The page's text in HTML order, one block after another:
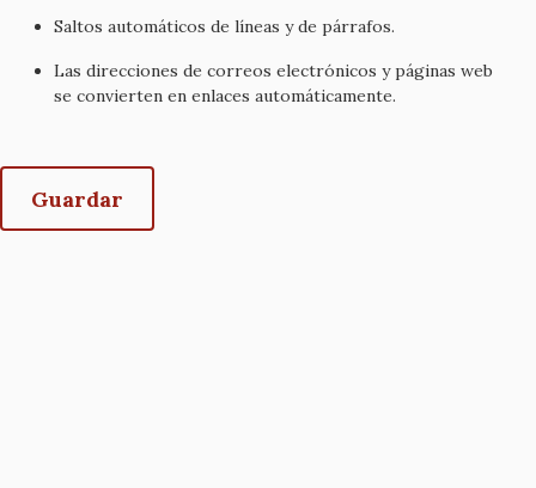
Saltos automáticos de líneas y de párrafos.
Las direcciones de correos electrónicos y páginas web
se convierten en enlaces automáticamente.